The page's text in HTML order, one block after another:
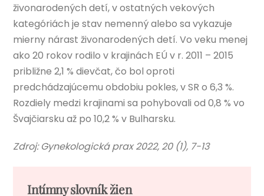
živonarodených detí, v ostatných vekových
kategóriách je stav nemenný alebo sa vykazuje
mierny nárast živonarodených detí. Vo veku menej
ako 20 rokov rodilo v krajinách EÚ v r. 2011 – 2015
približne 2,1 % dievčat, čo bol oproti
predchádzajúcemu obdobiu pokles, v SR o 6,3 %.
Rozdiely medzi krajinami sa pohybovali od 0,8 % vo
Švajčiarsku až po 10,2 % v Bulharsku.
Zdroj: Gynekologická prax 2022, 20 (1), 7-13
Intímny slovník žien